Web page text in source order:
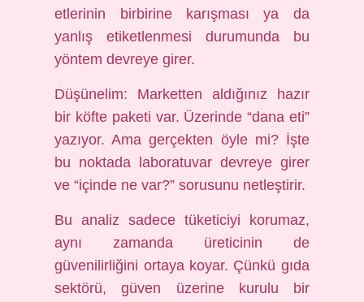
etlerinin birbirine karışması ya da
yanlış etiketlenmesi durumunda bu
yöntem devreye girer.
Düşünelim: Marketten aldığınız hazır
bir köfte paketi var. Üzerinde “dana eti”
yazıyor. Ama gerçekten öyle mi? İşte
bu noktada laboratuvar devreye girer
ve “içinde ne var?” sorusunu netleştirir.
Bu analiz sadece tüketiciyi korumaz,
aynı zamanda üreticinin de
güvenilirliğini ortaya koyar. Çünkü gıda
sektörü, güven üzerine kurulu bir